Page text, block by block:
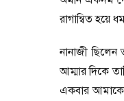
রাগান্বিত হয়ে
নানাজী
আম্মার দিকে
একবার